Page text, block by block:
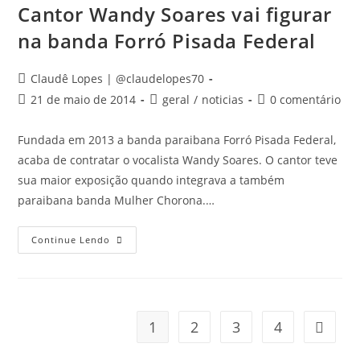
Cantor Wandy Soares vai figurar
na banda Forró Pisada Federal
Claudê Lopes | @claudelopes70
21 de maio de 2014
geral / noticias 0 comentário
Fundada em 2013 a banda paraibana Forró Pisada Federal,
acaba de contratar o vocalista Wandy Soares. O cantor teve
sua maior exposição quando integrava a também
paraibana banda Mulher Chorona.…
Continue Lendo
1 2 3 4